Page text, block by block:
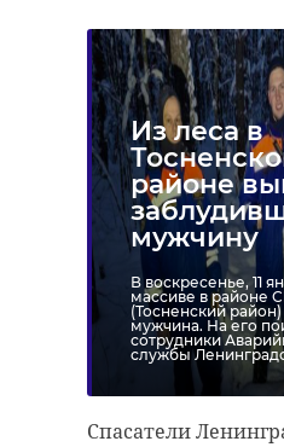
Из леса в
районе
мужчину
В воскресенье, 11
массиве в районе
(Тосненский
мужчина. На его
сотрудники
службы
Спасатели